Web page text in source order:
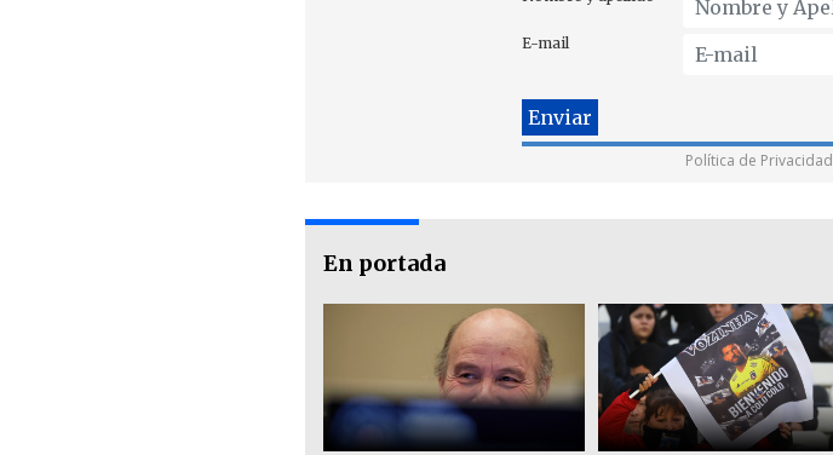
E-mail
Política de Privacidad
En portada